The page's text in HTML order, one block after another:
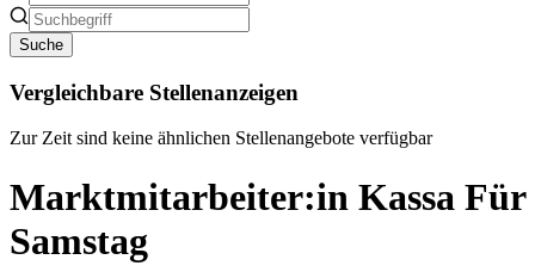
Suche
Vergleichbare Stellenanzeigen
Zur Zeit sind keine ähnlichen Stellenangebote verfügbar
Marktmitarbeiter:in Kassa Für
Samstag